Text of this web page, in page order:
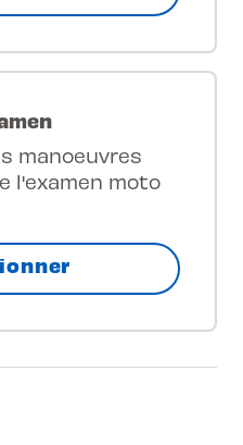
manoeuvres
l'examen moto